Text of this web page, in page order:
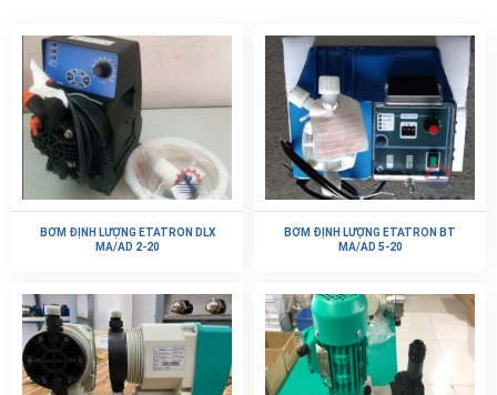
BƠM ĐỊNH LƯỢNG ETATRON DLX
MA/AD 2-20
BƠM ĐỊNH LƯỢNG ETATRON BT
MA/AD 5-20